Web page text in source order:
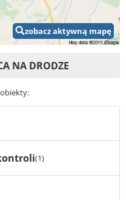
zobacz aktywną mapę
NA DRODZE
(1)